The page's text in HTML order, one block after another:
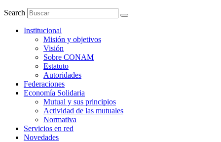
Search
Institucional
Misión y objetivos
Visión
Sobre CONAM
Estatuto
Autoridades
Federaciones
Economía Solidaria
Mutual y sus principios
Actividad de las mutuales
Normativa
Servicios en red
Novedades